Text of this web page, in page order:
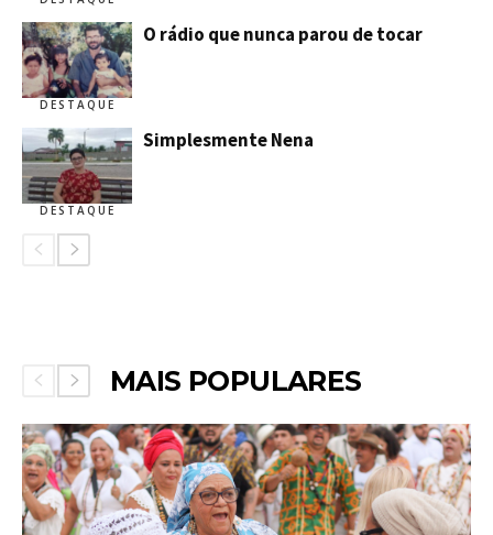
DESTAQUE
O rádio que nunca parou de tocar
DESTAQUE
Simplesmente Nena
MAIS POPULARES